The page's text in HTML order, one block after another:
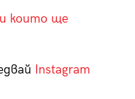
които ще
Instagram